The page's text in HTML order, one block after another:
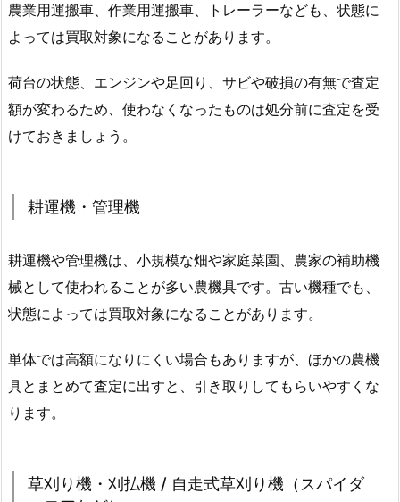
農業用運搬車、作業用運搬車、トレーラーなども、状態に
よっては買取対象になることがあります。
荷台の状態、エンジンや足回り、サビや破損の有無で査定
額が変わるため、使わなくなったものは処分前に査定を受
けておきましょう。
耕運機・管理機
耕運機や管理機は、小規模な畑や家庭菜園、農家の補助機
械として使われることが多い農機具です。古い機種でも、
状態によっては買取対象になることがあります。
単体では高額になりにくい場合もありますが、ほかの農機
具とまとめて査定に出すと、引き取りしてもらいやすくな
ります。
草刈り機・刈払機 / 自走式草刈り機（スパイダ